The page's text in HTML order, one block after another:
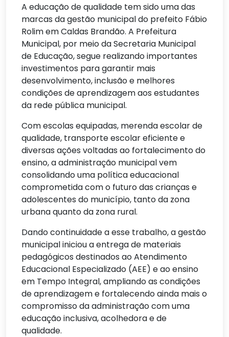
A educação de qualidade tem sido uma das
marcas da gestão municipal do prefeito Fábio
Rolim em Caldas Brandão. A Prefeitura
Municipal, por meio da Secretaria Municipal
de Educação, segue realizando importantes
investimentos para garantir mais
desenvolvimento, inclusão e melhores
condições de aprendizagem aos estudantes
da rede pública municipal.
Com escolas equipadas, merenda escolar de
qualidade, transporte escolar eficiente e
diversas ações voltadas ao fortalecimento do
ensino, a administração municipal vem
consolidando uma política educacional
comprometida com o futuro das crianças e
adolescentes do município, tanto da zona
urbana quanto da zona rural.
Dando continuidade a esse trabalho, a gestão
municipal iniciou a entrega de materiais
pedagógicos destinados ao Atendimento
Educacional Especializado (AEE) e ao ensino
em Tempo Integral, ampliando as condições
de aprendizagem e fortalecendo ainda mais o
compromisso da administração com uma
educação inclusiva, acolhedora e de
qualidade.